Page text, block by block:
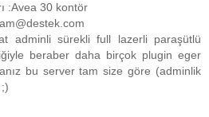
:Avea 30 kontör
adminli sürekli full lazerli paraşütlü
beraber daha birçok plugin eger
bu server tam size göre (adminlik